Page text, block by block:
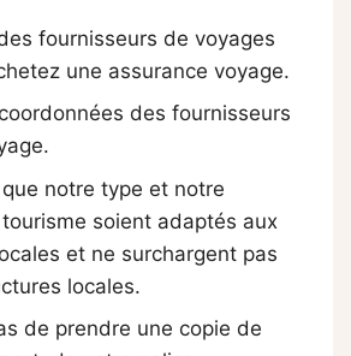
fournisseurs de voyages
une assurance voyage.
des fournisseurs
notre type et notre
soient adaptés aux
et ne surchargent pas
locales.
de prendre une copie de